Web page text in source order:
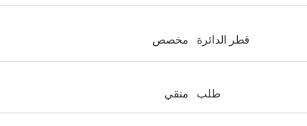
قطر الدائرة مخصص
طلب منقي